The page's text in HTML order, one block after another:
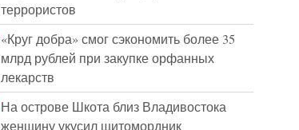
террористов
«Круг добра» смог сэкономить более 35
млрд рублей при закупке орфанных
лекарств
На острове Шкота близ Владивостока
женщину укусил щитомордник